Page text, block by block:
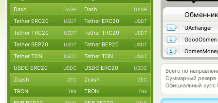
Обменник
UAchanger
GoodObmen
Всего по
Суммарный резерв
Официальный курс
Dash DASH Dash DASH
Tether ERC20 USDT Tether ERC20 USDT
Tether TRC20 USDT Tether TRC20 USDT
Tether BEP20 USDT Tether BEP20 USDT
Tether TON USDT Tether TON USDT
USDC ERC20 USDC USDC ERC20 USDC
Zcash ZEC Zcash ZEC
TRON TRX TRON TRX